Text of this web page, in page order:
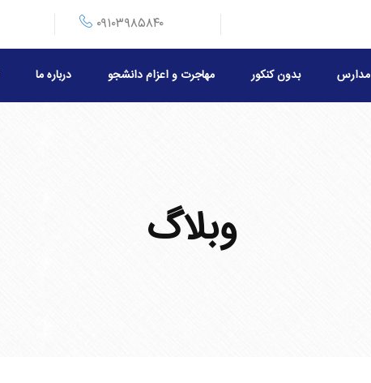
۰۹۱۰۳۹۸۵۸۴۰
مدارس بدون کنکور مهاجرت و اعزام دانشجو درباره ما
وبلاگ